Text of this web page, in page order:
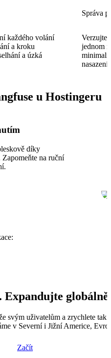
každého volání
a kroku
a úzká
Správa
Verzujte
jednom
u Hostingeru
díky
na ruční
Expandujte globálně
svým uživatelům a zrychlete tak
v Severní i Jižní Americe,
Začít